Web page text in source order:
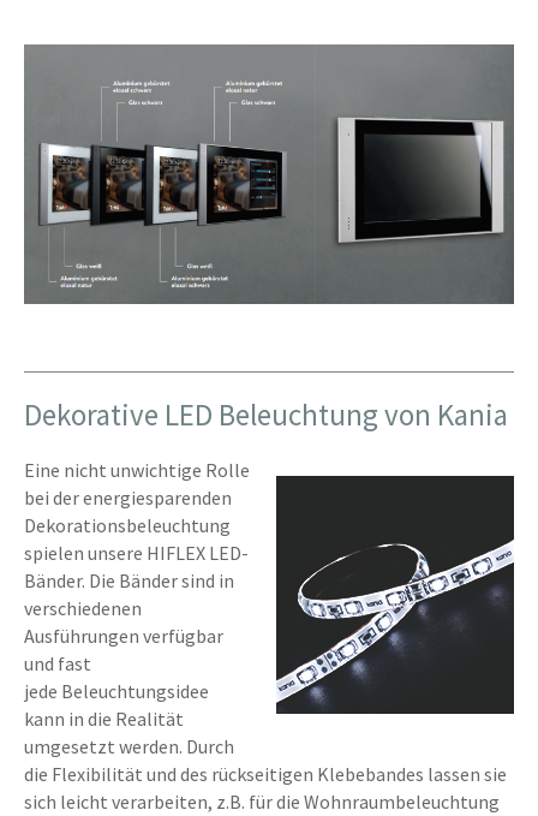
Dekorative LED Beleuchtung von Kania
Eine nicht unwichtige Rolle
bei der energiesparenden
Dekorationsbeleuchtung
spielen unsere HIFLEX LED-
Bänder. Die Bänder sind in
verschiedenen
Ausführungen verfügbar
und fast
jede Beleuchtungsidee
kann in die Realität
umgesetzt werden. Durch
die Flexibilität und des rückseitigen Klebebandes lassen sie
sich leicht verarbeiten, z.B. für die Wohnraumbeleuchtung